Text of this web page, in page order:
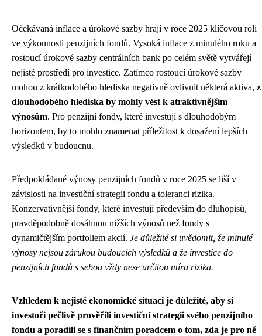
Očekávaná inflace a úrokové sazby hrají v roce 2025 klíčovou roli
ve výkonnosti penzijních fondů. Vysoká inflace z minulého roku a
rostoucí úrokové sazby centrálních bank po celém světě vytvářejí
nejisté prostředí pro investice. Zatímco rostoucí úrokové sazby
mohou z krátkodobého hlediska negativně ovlivnit některá aktiva, z
dlouhodobého hlediska by mohly vést k atraktivnějším
výnosům. Pro penzijní fondy, které investují s dlouhodobým
horizontem, by to mohlo znamenat příležitost k dosažení lepších
výsledků v budoucnu.
Předpokládané výnosy penzijních fondů v roce 2025 se liší v
závislosti na investiční strategii fondu a toleranci rizika.
Konzervativnější fondy, které investují především do dluhopisů,
pravděpodobně dosáhnou nižších výnosů než fondy s
dynamičtějším portfoliem akcií. Je důležité si uvědomit, že minulé
výnosy nejsou zárukou budoucích výsledků a že investice do
penzijních fondů s sebou vždy nese určitou míru rizika.
Vzhledem k nejisté ekonomické situaci je důležité, aby si
investoři pečlivě prověřili investiční strategii svého penzijního
fondu a poradili se s finančním poradcem o tom, zda je pro ně